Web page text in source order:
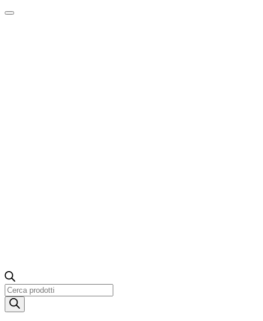
Ricerca
prodotti